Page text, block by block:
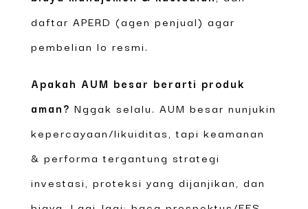
daftar APERD (agen penjual) agar
pembelian lo resmi.
Apakah AUM besar berarti produk
aman? Nggak selalu. AUM besar nunjukin
kepercayaan/likuiditas, tapi keamanan
& performa tergantung strategi
investasi, proteksi yang dijanjikan, dan